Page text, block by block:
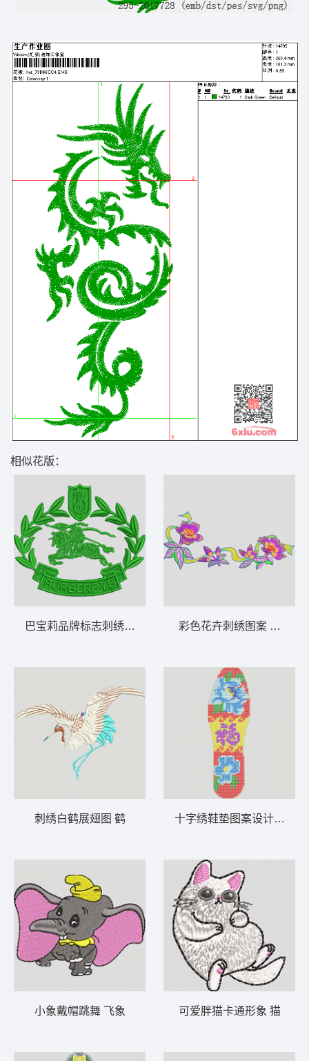
相似花版：
巴宝莉品牌标志刺绣图案 保罗
刺绣白鹤展翅图 鹤
小象戴帽跳舞 飞象
彩色花卉刺绣图案 汉服
十字绣鞋垫图案设计 鞋垫
可爱胖猫卡通形象 猫